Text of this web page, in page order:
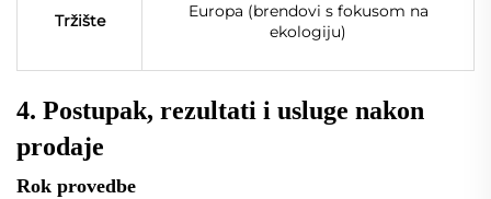
Tržište
Europa (brendovi s fokusom na
ekologiju)
4. Postupak, rezultati i usluge nakon
prodaje
Rok provedbe